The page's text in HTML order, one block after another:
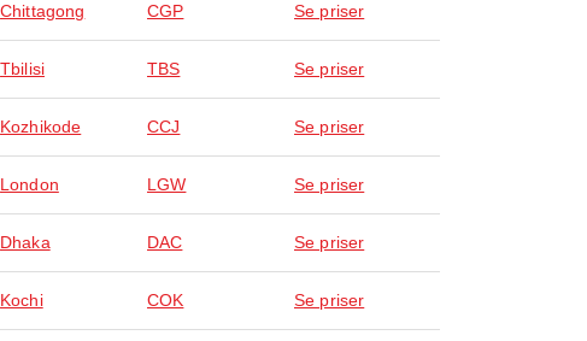
Chittagong CGP Se priser
Tbilisi TBS Se priser
Kozhikode CCJ Se priser
London LGW Se priser
Dhaka DAC Se priser
Kochi COK Se priser